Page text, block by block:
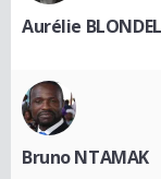
Aurélie BLONDEL
Bruno NTAMAK